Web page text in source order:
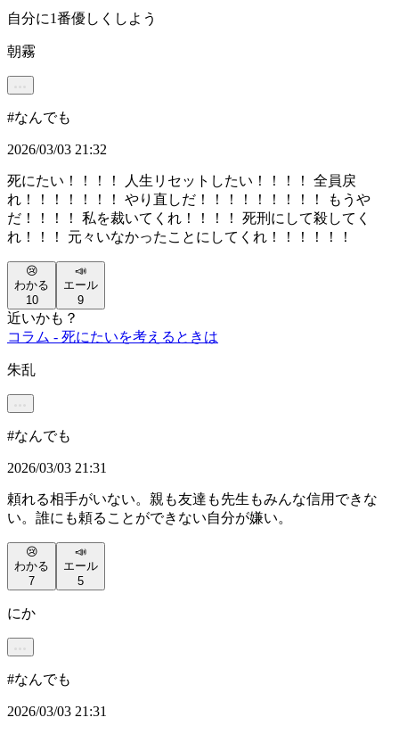
自分に1番優しくしよう
朝霧
#なんでも
2026/03/03 21:32
死にたい！！！！ 人生リセットしたい！！！！ 全員戻
れ！！！！！！！ やり直しだ！！！！！！！！！ もうや
だ！！！！ 私を裁いてくれ！！！！ 死刑にして殺してく
れ！！！ 元々いなかったことにしてくれ！！！！！！
😢
わかる
10
📣
エール
9
近いかも？
コラム - 死にたいを考えるときは
朱乱
#なんでも
2026/03/03 21:31
頼れる相手がいない。親も友達も先生もみんな信用できな
い。誰にも頼ることができない自分が嫌い。
😢
わかる
7
📣
エール
5
にか
#なんでも
2026/03/03 21:31